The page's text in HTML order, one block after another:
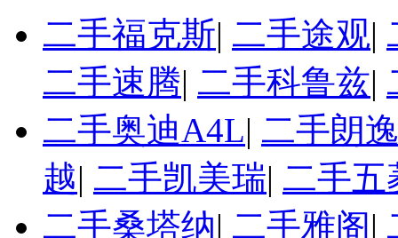
二手福克斯| 二手途观|
二手速腾| 二手科鲁兹|
二手奥迪A4L| 二手朗
越| 二手凯美瑞| 二手五
二手桑塔纳| 二手雅阁|